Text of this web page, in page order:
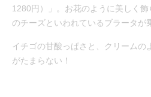
1280円）」。お花のように美しく
のチーズといわれているブラータが
イチゴの甘酸っぱさと、クリームの
がたまらない！